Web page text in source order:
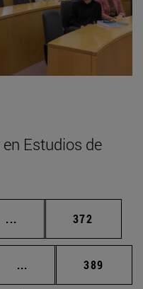
Estudios de
... Páginas intermedias
Página
372
... Páginas intermedias
Página
389